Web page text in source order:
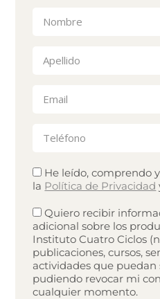
He leído, comprendo
la Política de Privacidad
Quiero recibir
adicional sobre los
Instituto Cuatro Ciclos
publicaciones, cursos,
actividades que puedan
pudiendo revocar mi
cualquier momento.